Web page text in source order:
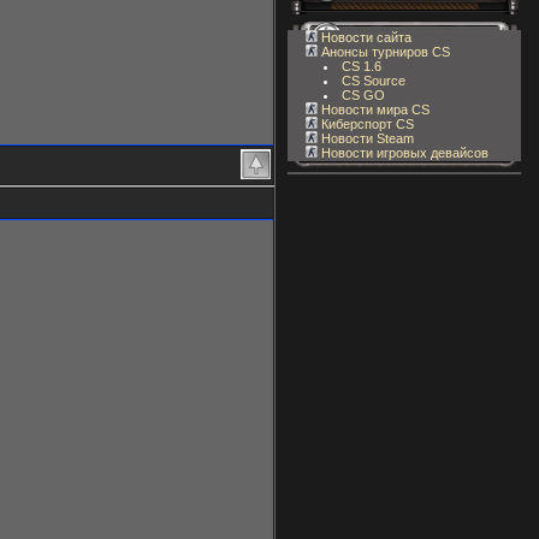
Новости сайта
Анонсы турниров CS
CS 1.6
CS Source
CS GO
Новости мира CS
Киберспорт CS
Новости Steam
Новости игровых девайсов